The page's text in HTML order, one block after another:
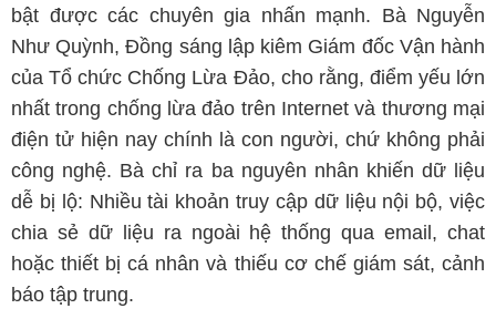
bật được các chuyên gia nhấn mạnh. Bà Nguyễn
Như Quỳnh, Đồng sáng lập kiêm Giám đốc Vận hành
của Tổ chức Chống Lừa Đảo, cho rằng, điểm yếu lớn
nhất trong chống lừa đảo trên Internet và thương mại
điện tử hiện nay chính là con người, chứ không phải
công nghệ. Bà chỉ ra ba nguyên nhân khiến dữ liệu
dễ bị lộ: Nhiều tài khoản truy cập dữ liệu nội bộ, việc
chia sẻ dữ liệu ra ngoài hệ thống qua email, chat
hoặc thiết bị cá nhân và thiếu cơ chế giám sát, cảnh
báo tập trung.